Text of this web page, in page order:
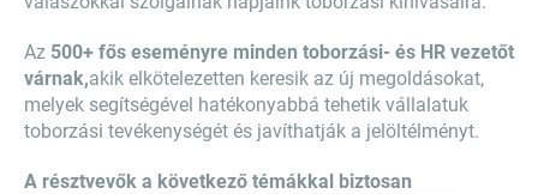
Az 500+ fős eseményre minden toborzási- és HR vezetőt
várnak,akik elkötelezetten keresik az új megoldásokat,
melyek segítségével hatékonyabbá tehetik vállalatuk
toborzási tevékenységét és javíthatják a jelöltélményt.
A résztvevők a következő témákkal biztosan